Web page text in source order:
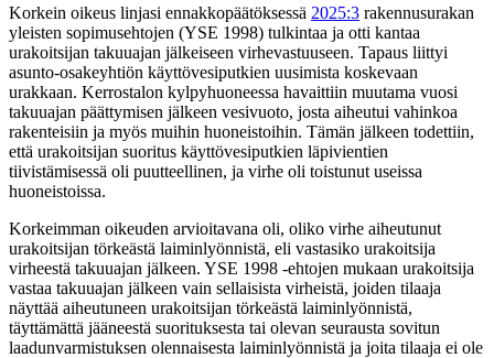
Korkein oikeus linjasi ennakkopäätöksessä 2025:3 rakennusurakan
yleisten sopimusehtojen (YSE 1998) tulkintaa ja otti kantaa
urakoitsijan takuuajan jälkeiseen virhevastuuseen. Tapaus liittyi
asunto-osakeyhtiön käyttövesiputkien uusimista koskevaan
urakkaan. Kerrostalon kylpyhuoneessa havaittiin muutama vuosi
takuuajan päättymisen jälkeen vesivuoto, josta aiheutui vahinkoa
rakenteisiin ja myös muihin huoneistoihin. Tämän jälkeen todettiin,
että urakoitsijan suoritus käyttövesiputkien läpivientien
tiivistämisessä oli puutteellinen, ja virhe oli toistunut useissa
huoneistoissa.
Korkeimman oikeuden arvioitavana oli, oliko virhe aiheutunut
urakoitsijan törkeästä laiminlyönnistä, eli vastasiko urakoitsija
virheestä takuuajan jälkeen. YSE 1998 -ehtojen mukaan urakoitsija
vastaa takuuajan jälkeen vain sellaisista virheistä, joiden tilaaja
näyttää aiheutuneen urakoitsijan törkeästä laiminlyönnistä,
täyttämättä jääneestä suorituksesta tai olevan seurausta sovitun
laadunvarmistuksen olennaisesta laiminlyönnistä ja joita tilaaja ei ole